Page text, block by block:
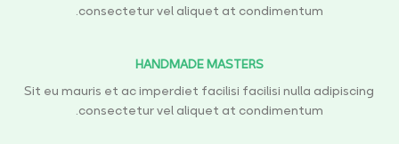
consectetur vel aliquet at condimentum.
HANDMADE MASTERS
Sit eu mauris et ac imperdiet facilisi facilisi nulla adipiscing
consectetur vel aliquet at condimentum.